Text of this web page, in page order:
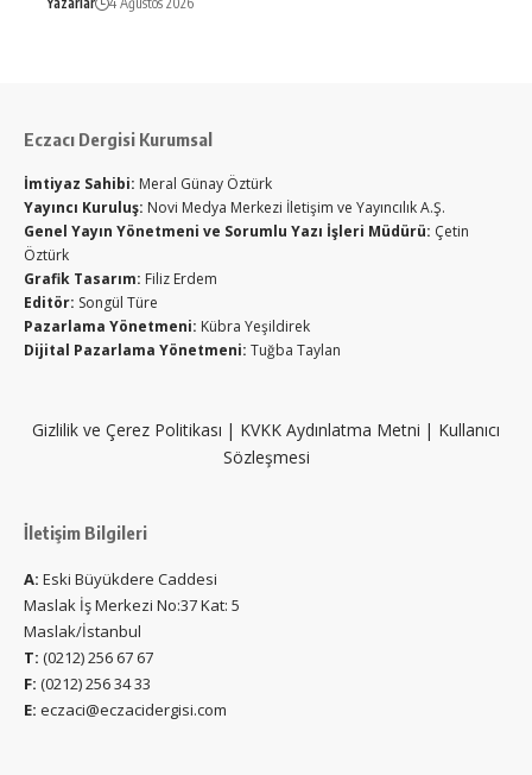
Eczacı Dergisi Kurumsal
İmtiyaz Sahibi: Meral Günay Öztürk
Yayıncı Kuruluş: Novi Medya Merkezi İletişim ve Yayıncılık A.Ş.
Genel Yayın Yönetmeni ve Sorumlu Yazı İşleri Müdürü: Çetin
Öztürk
Grafik Tasarım: Filiz Erdem
Editör: Songül Türe
Pazarlama Yönetmeni: Kübra Yeşildirek
Dijital Pazarlama Yönetmeni: Tuğba Taylan
Gizlilik ve Çerez Politikası | KVKK Aydınlatma Metni | Kullanıcı
Sözleşmesi
İletişim Bilgileri
A: Eski Büyükdere Caddesi
Maslak İş Merkezi No:37 Kat: 5
Maslak/İstanbul
T: (0212) 256 67 67
F: (0212) 256 34 33
E: eczaci@eczacidergisi.com